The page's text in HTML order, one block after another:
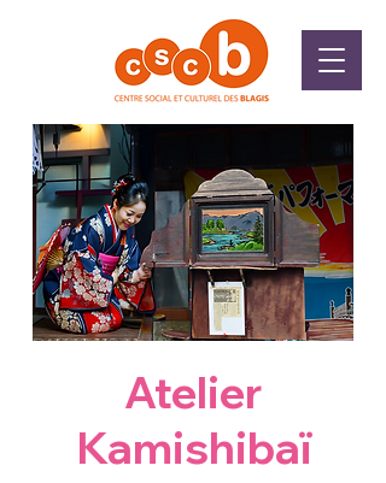
Atelier
Kamishibaï